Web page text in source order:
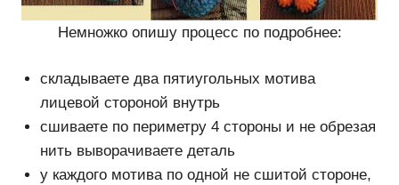
Немножко опишу процесс по подробнее:
складываете два пятиугольных мотива
лицевой стороной внутрь
сшиваете по периметру 4 стороны и не обрезая
нить выворачиваете деталь
у каждого мотива по одной не сшитой стороне,